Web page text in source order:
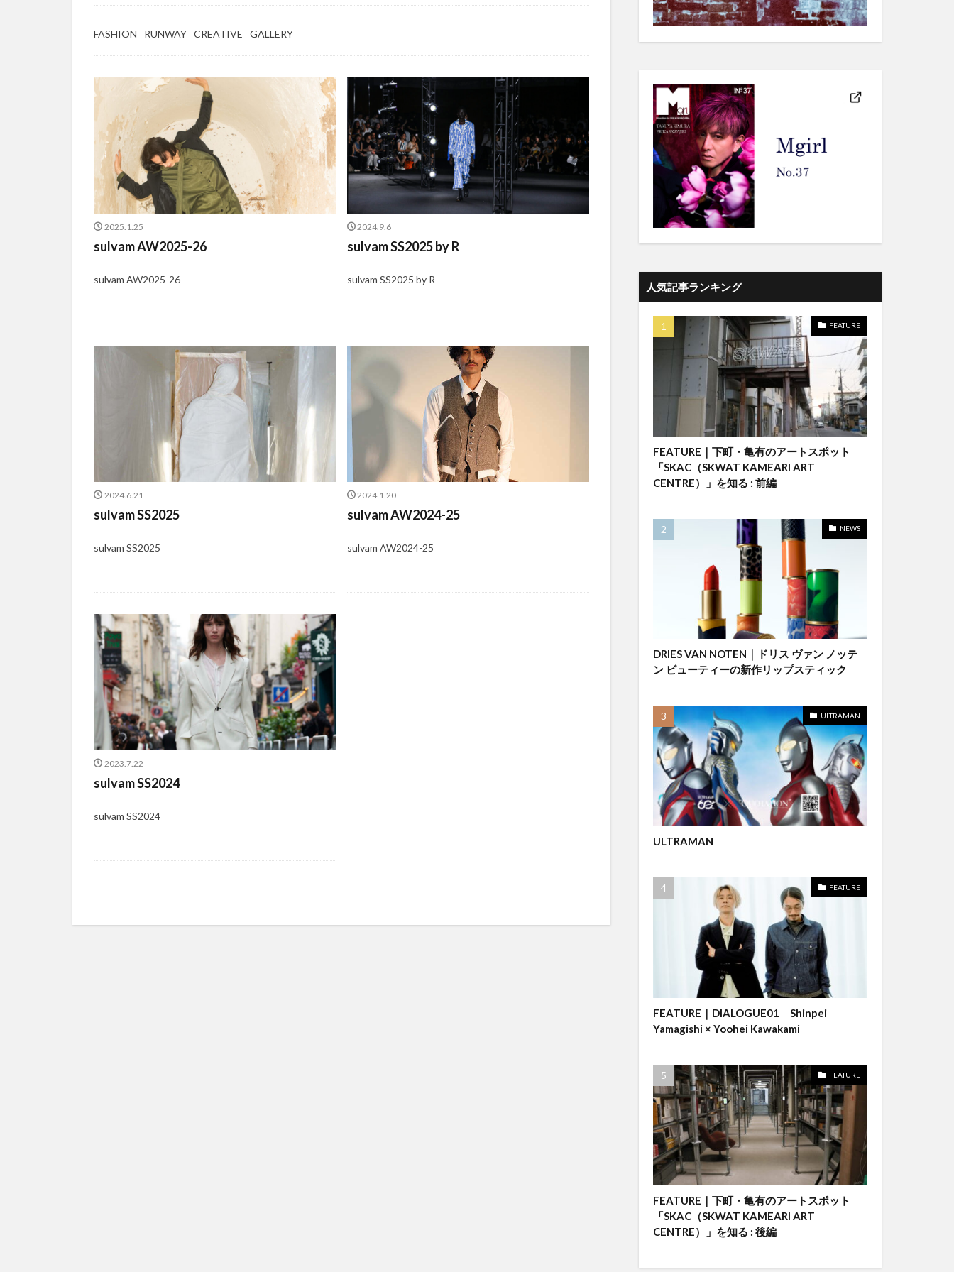
FASHION RUNWAY CREATIVE GALLERY
2025.1.25
sulvam AW2025-26
sulvam AW2025-26
2024.9.6
sulvam SS2025 by R
sulvam SS2025 by R
2024.6.21
sulvam SS2025
sulvam SS2025
2024.1.20
sulvam AW2024-25
sulvam AW2024-25
2023.7.22
sulvam SS2024
sulvam SS2024
人気記事ランキング
FEATURE
FEATURE｜下町・亀有のアートスポット
「SKAC（SKWAT KAMEARI ART
CENTRE）」を知る : 前編
NEWS
DRIES VAN NOTEN｜ドリス ヴァン ノッテ
ン ビューティーの新作リップスティック
ULTRAMAN
ULTRAMAN
FEATURE
FEATURE｜DIALOGUE01 Shinpei
Yamagishi × Yoohei Kawakami
FEATURE
FEATURE｜下町・亀有のアートスポット
「SKAC（SKWAT KAMEARI ART
CENTRE）」を知る : 後編